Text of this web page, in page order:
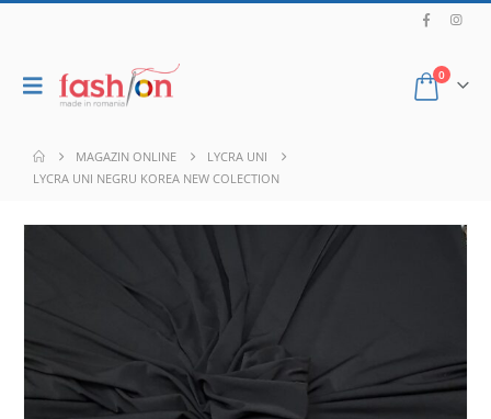
0
MAGAZIN ONLINE
LYCRA UNI
LYCRA UNI NEGRU KOREA NEW COLECTION